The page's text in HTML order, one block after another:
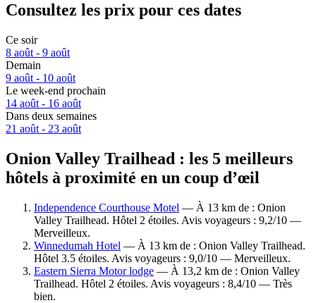
Consultez les prix pour ces dates
Ce soir
8 août - 9 août
Demain
9 août - 10 août
Le week-end prochain
14 août - 16 août
Dans deux semaines
21 août - 23 août
Onion Valley Trailhead : les 5 meilleurs
hôtels à proximité en un coup d’œil
Independence Courthouse Motel — À 13 km de : Onion
Valley Trailhead. Hôtel 2 étoiles. Avis voyageurs : 9,2/10 —
Merveilleux.
Winnedumah Hotel — À 13 km de : Onion Valley Trailhead.
Hôtel 3.5 étoiles. Avis voyageurs : 9,0/10 — Merveilleux.
Eastern Sierra Motor lodge — À 13,2 km de : Onion Valley
Trailhead. Hôtel 2 étoiles. Avis voyageurs : 8,4/10 — Très
bien.